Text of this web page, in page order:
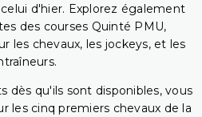
d'hier. Explorez également
des courses Quinté PMU,
les chevaux, les jockeys, et les
dès qu'ils sont disponibles, vous
les cinq premiers chevaux de la